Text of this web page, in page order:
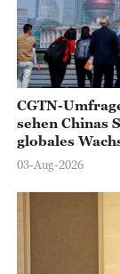
CGTN-
sehen Chinas
globales
03-Aug-2026